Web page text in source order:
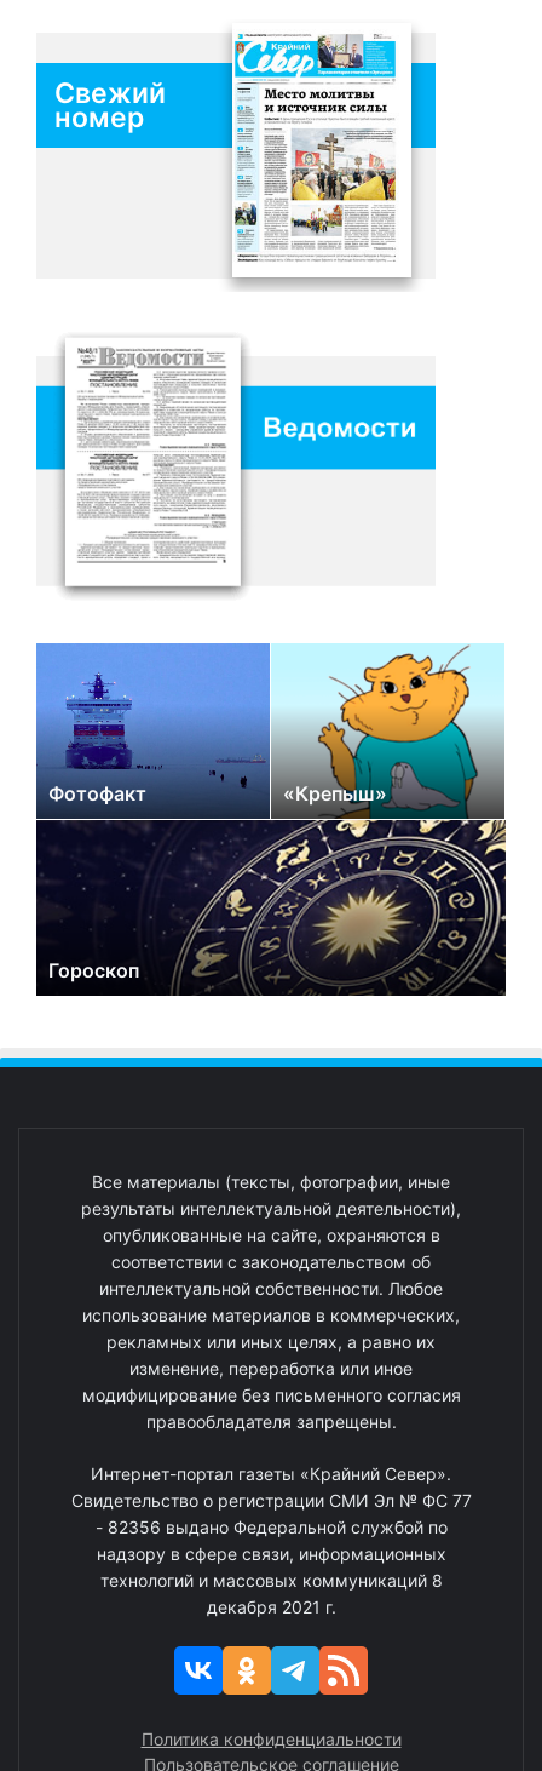
Свежий
номер
Фотофакт «Крепыш»
Гороскоп
Все материалы (тексты, фотографии, иные
результаты интеллектуальной деятельности),
опубликованные на сайте, охраняются в
соответствии с законодательством об
интеллектуальной собственности. Любое
использование материалов в коммерческих,
рекламных или иных целях, а равно их
изменение, переработка или иное
модифицирование без письменного согласия
правообладателя запрещены.
Интернет-портал газеты «Крайний Север».
Свидетельство о регистрации СМИ Эл № ФС 77
- 82356 выдано Федеральной службой по
надзору в сфере связи, информационных
технологий и массовых коммуникаций 8
декабря 2021 г.
Политика конфиденциальности
Пользовательское соглашение